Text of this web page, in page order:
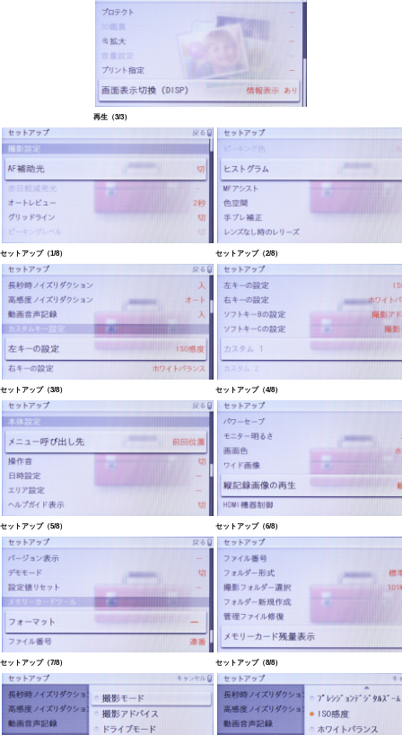
再生（3/3）
セットアップ（1/8） セットアップ（2/8）
セットアップ（3/8） セットアップ（4/8）
セットアップ（5/8） セットアップ（6/8）
セットアップ（7/8） セットアップ（8/8）